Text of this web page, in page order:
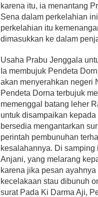
karena itu, ia menantang
Sena dalam perkelahian
perkelahian itu
dimasukkan ke dalam
Usaha Prabu Jenggala
Ia membujuk Pendeta
akan menyerahkan negeri
Pendeta Dorna terbujuk
memenggal batang leher
untuk disampaikan
bersedia mengantarkan
perintah pembunuhan
kesalahannya. Di
Anjani, yang melarang
karena jika pesan
kecelakaan stau dibunuh
surat Pada Ki Darma Aji,